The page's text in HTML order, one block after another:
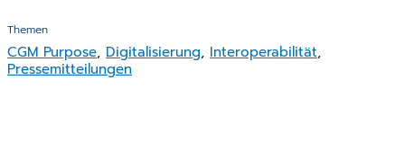
Themen
CGM Purpose, Digitalisierung, Interoperabilität,
Pressemitteilungen